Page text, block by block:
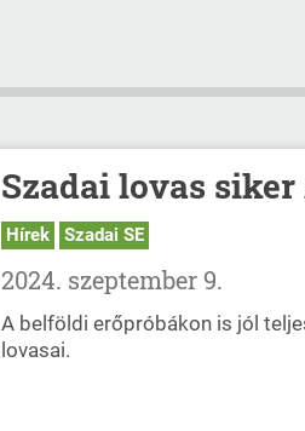
Szadai lovas
Hírek Szadai SE
2024. szeptember 9.
A belföldi erőpróbákon is jól
lovasai.